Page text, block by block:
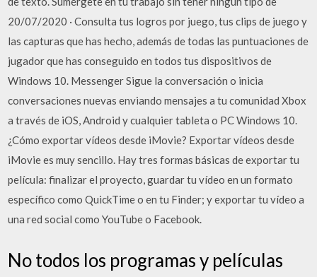
20/07/2020 · Consulta tus logros por juego, tus clips de juego y
las capturas que has hecho, además de todas las puntuaciones de
jugador que has conseguido en todos tus dispositivos de
Windows 10. Messenger Sigue la conversación o inicia
conversaciones nuevas enviando mensajes a tu comunidad Xbox
a través de iOS, Android y cualquier tableta o PC Windows 10.
¿Cómo exportar vídeos desde iMovie? Exportar vídeos desde
iMovie es muy sencillo. Hay tres formas básicas de exportar tu
película: finalizar el proyecto, guardar tu vídeo en un formato
específico como QuickTime o en tu Finder; y exportar tu vídeo a
una red social como YouTube o Facebook.
No todos los programas y películas